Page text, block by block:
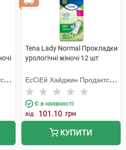
Tena Lady Normal Прокладки
урологічні жіночі 12 шт
ЕсСіЕй Хайджин Продактс
Хугезанд
Є в наявності
від 101.10 грн
КУПИТИ